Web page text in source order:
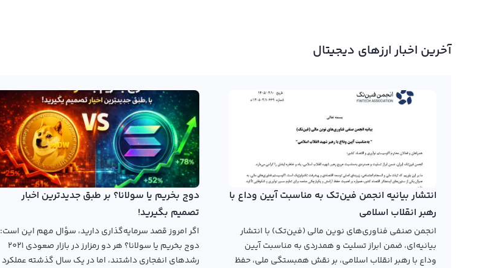
ارتباط باشید، می‌توانید با قیمت دلخواه و یا با توجه به قیمت‌های موجود در بازار به خرید و فروش LTO Network بپردازید و
در سریع‌ترین زمان ممکن به سوددهی برسید. برای خرید و فروش LTO Network برای سرمایه‌گذاری موفق، بهتر است قبل از
شروع معامله نسبت به تحلیل های بازار و مطالعه روندهای قیمت کاملا اطلاعات داشته باشید.
رابکس از خرید و فروش بیش از ۱۰۰۰ ارز دیجیتال پشتیبانی می‌کند. برای مشاهده قیمت رمز ارز ال تی او نتورک، به صفحه
قیمت ال تی او نتورکبروید.
آخرین اخبار ارزهای دیجیتال
انتشار بیانیه انجمن فین‌تک به مناسبت آیین وداع با
رهبر انقلاب اسلامی
انجمن صنفی فناوری‌های نوین مالی (فین‌تک) با انتشار
بیانیه‌ای، ضمن ابراز تسلیت و همدردی به مناسبت آیین
وداع با رهبر انقلاب اسلامی، بر نقش همبستگی ملی، حفظ
دوج بخریم یا سولانا؟ بر طبق جدیدترین اخبار
تصمیم بگیرید!
اگر امروز قصد سرمایه‌گذاری دارید، سؤال مهم این است:
دوج بخریم یا سولانا؟ هر دو رمزارز در بازار صعودی ۲۰۲۱
رشدهای انفجاری داشتند، اما در یک سال گذشته عملکرد